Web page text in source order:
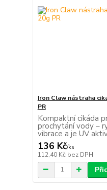
Iron Claw nástraha
PR
Kompaktní cikáda
prochytání vody –
vibrace a je UV
136 Kč/ks
112,40 Kč bez DPH